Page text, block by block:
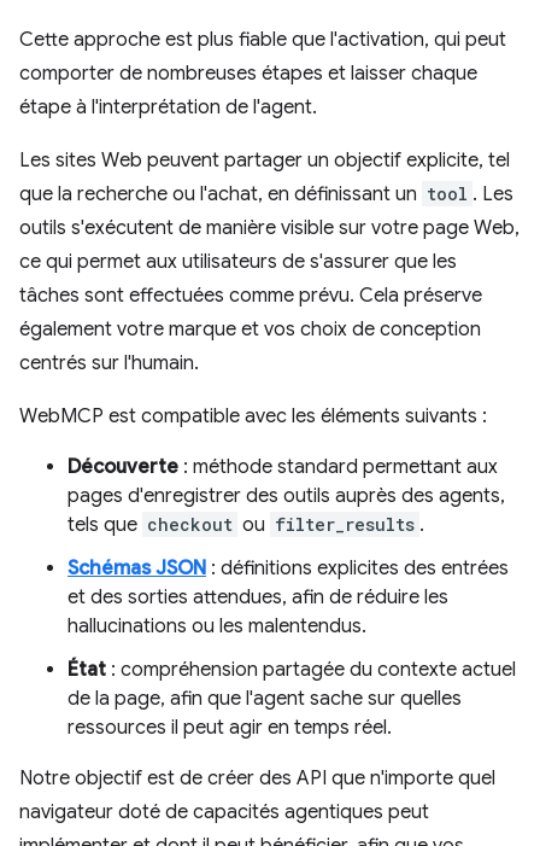
Cette approche est plus fiable que l'activation, qui peut
comporter de nombreuses étapes et laisser chaque
étape à l'interprétation de l'agent.
Les sites Web peuvent partager un objectif explicite, tel
que la recherche ou l'achat, en définissant un tool . Les
outils s'exécutent de manière visible sur votre page Web,
ce qui permet aux utilisateurs de s'assurer que les
tâches sont effectuées comme prévu. Cela préserve
également votre marque et vos choix de conception
centrés sur l'humain.
WebMCP est compatible avec les éléments suivants :
Découverte : méthode standard permettant aux
pages d'enregistrer des outils auprès des agents,
tels que checkout ou filter_results .
Schémas JSON : définitions explicites des entrées
et des sorties attendues, afin de réduire les
hallucinations ou les malentendus.
État : compréhension partagée du contexte actuel
de la page, afin que l'agent sache sur quelles
ressources il peut agir en temps réel.
Notre objectif est de créer des API que n'importe quel
navigateur doté de capacités agentiques peut